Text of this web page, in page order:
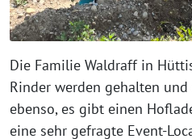
Die Familie Waldraff in
Rinder werden gehalten
ebenso, es gibt einen
eine sehr gefragte Event-